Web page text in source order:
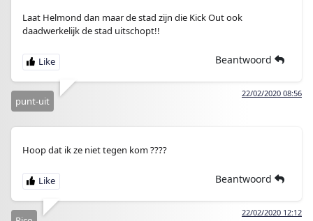
Laat Helmond dan maar de stad zijn die Kick Out ook
daadwerkelijk de stad uitschopt!!
Beantwoord
22/02/2020 08:56
punt-uit
Hoop dat ik ze niet tegen kom ????
Beantwoord
22/02/2020 12:12